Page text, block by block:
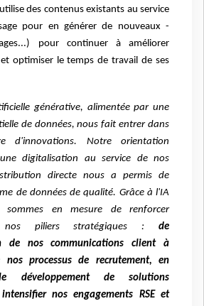
des contenus existants au service
pour en générer de nouveaux -
pour continuer à améliorer
et optimiser letemps de travail de ses
générative, alimentée par une
de données, nous fait entrer dans
d'innovations. Notre orientation
digitalisation au service de nos
directe nous a permis de
de données de qualité. Grâce à l'IA
sommes en mesure de renforcer
nos piliersstratégiques :de
de nos communications client à
nos processus de recrutement, en
développement de solutions
nos engagements RSE et